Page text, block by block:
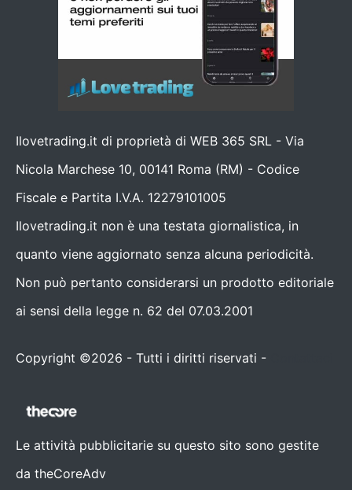
Ilovetrading.it di proprietà di WEB 365 SRL - Via
Nicola Marchese 10, 00141 Roma (RM) - Codice
Fiscale e Partita I.V.A. 12279101005
Ilovetrading.it non è una testata giornalistica, in
quanto viene aggiornato senza alcuna periodicità.
Non può pertanto considerarsi un prodotto editoriale
ai sensi della legge n. 62 del 07.03.2001
Copyright ©2026 - Tutti i diritti riservati -
Le attività pubblicitarie su questo sito sono gestite
da theCoreAdv